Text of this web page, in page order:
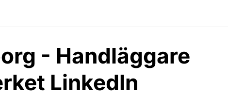
- Handläggare
LinkedIn